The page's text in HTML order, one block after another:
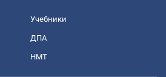
Учебники
ДПА
НМТ